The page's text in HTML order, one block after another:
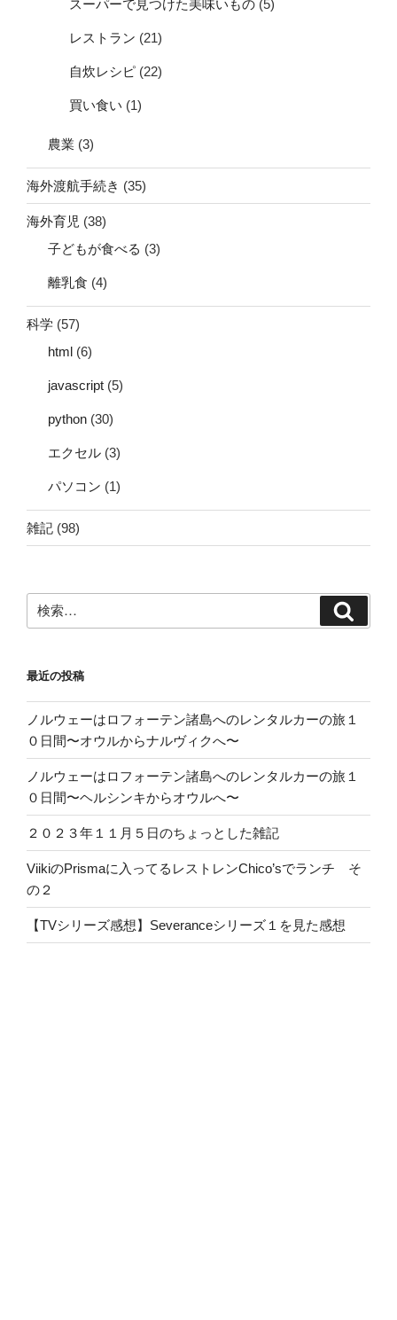
スーパーで見つけた美味いもの (5)
レストラン (21)
自炊レシピ (22)
買い食い (1)
農業 (3)
海外渡航手続き (35)
海外育児 (38)
子どもが食べる (3)
離乳食 (4)
科学 (57)
html (6)
javascript (5)
python (30)
エクセル (3)
パソコン (1)
雑記 (98)
索:
索
最近の投稿
ノルウェーはロフォーテン諸島へのレンタルカーの旅１
０日間〜オウルからナルヴィクへ〜
ノルウェーはロフォーテン諸島へのレンタルカーの旅１
０日間〜ヘルシンキからオウルへ〜
２０２３年１１月５日のちょっとした雑記
ViikiのPrismaに入ってるレストレンChico’sでランチ そ
の２
【TVシリーズ感想】Severanceシリーズ１を見た感想